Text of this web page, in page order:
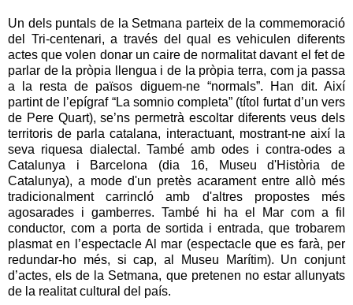
Un dels puntals de la Setmana parteix de la commemoració
del Tri-centenari, a través del qual es vehiculen diferents
actes que volen donar un caire de normalitat davant el fet de
parlar de la pròpia llengua i de la pròpia terra, com ja passa
a la resta de països diguem-ne “normals”. Han dit. Així
partint de l’epígraf “La somnio completa” (títol furtat d’un vers
de Pere Quart), se’ns permetrà escoltar diferents veus dels
territoris de parla catalana, interactuant, mostrant-ne així la
seva riquesa dialectal. També amb odes i contra-odes a
Catalunya i Barcelona (dia 16, Museu d'Història de
Catalunya), a mode d'un pretès acarament entre allò més
tradicionalment carrincló amb d'altres propostes més
agosarades i gamberres. També hi ha el Mar com a fil
conductor, com a porta de sortida i entrada, que trobarem
plasmat en l’espectacle Al mar (espectacle que es farà, per
redundar-ho més, si cap, al Museu Marítim). Un conjunt
d’actes, els de la Setmana, que pretenen no estar allunyats
de la realitat cultural del país.